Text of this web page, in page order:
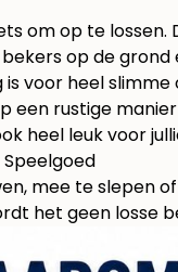
om op te
op de
voor heel
een rustige
heel leuk voor
mee te slepen
het geen losse